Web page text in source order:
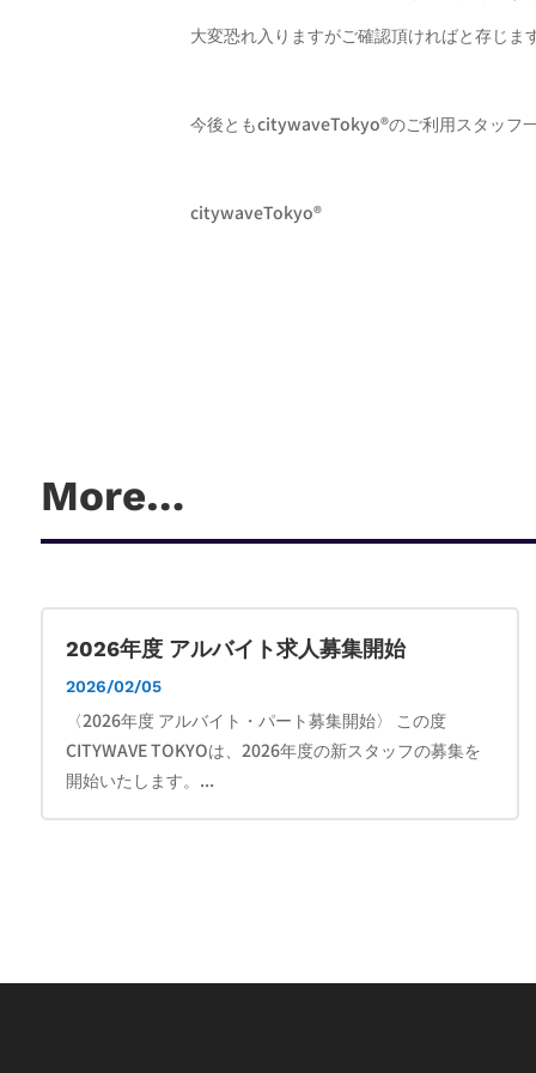
大変恐れ入りますがご確認頂ければと存じま
今後ともcitywaveTokyo®︎のご利用スタッフ
citywaveTokyo®︎
More…
2026年度 アルバイト求人募集開始
2026/02/05
〈2026年度 アルバイト・パート募集開始〉 この度
CITYWAVE TOKYOは、2026年度の新スタッフの募集を
開始いたします。...